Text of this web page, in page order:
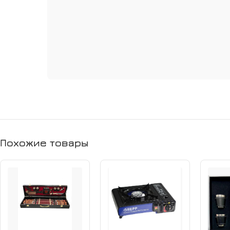
Похожие товары